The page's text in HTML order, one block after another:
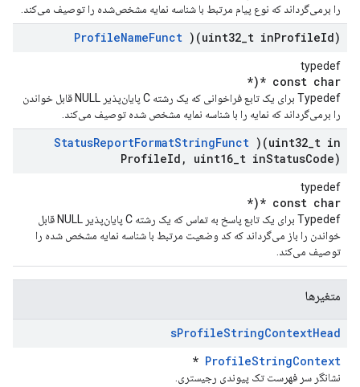
را برمی‌گرداند که نوع پیام مرتبط با شناسه نمایه مشخص‌شده را توصیف می‌کند.
ProfileNameFunct )(uint32 t inProfileId)
typedef
const char *(*
Typedef برای یک تابع فراخوانی که یک رشته C پایان‌پذیر NULL قابل خواندن
را برمی‌گرداند که نمایه را با شناسه نمایه مشخص شده توصیف می‌کند.
StatusReportFormatStringFunct )(uint32 t in
ProfileId , uint16 t inStatusCode)
typedef
const char *(*
Typedef برای یک تابع پاسخ به تماس که یک رشته C پایان‌پذیر NULL قابل
خواندن را باز می‌گرداند که کد وضعیت مرتبط با شناسه نمایه مشخص شده را
توصیف می‌کند.
متغیرها
sProfileStringContextHead
ProfileStringContext
*
نشانگر سر فهرست تک پیوندی رجیستری.